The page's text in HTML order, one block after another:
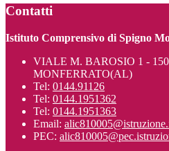
Contatti
Istituto Comprensivo di Spigno
VIALE M. BAROSIO 1 -
MONFERRATO(AL)
Tel: 0144.91126
Tel: 0144.1951362
Tel: 0144.1951363
Email:
PEC: